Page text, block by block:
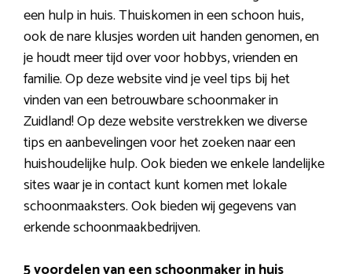
een hulp in huis. Thuiskomen in een schoon huis,
ook de nare klusjes worden uit handen genomen, en
je houdt meer tijd over voor hobbys, vrienden en
familie. Op deze website vind je veel tips bij het
vinden van een betrouwbare schoonmaker in
Zuidland! Op deze website verstrekken we diverse
tips en aanbevelingen voor het zoeken naar een
huishoudelijke hulp. Ook bieden we enkele landelijke
sites waar je in contact kunt komen met lokale
schoonmaaksters. Ook bieden wij gegevens van
erkende schoonmaakbedrijven.